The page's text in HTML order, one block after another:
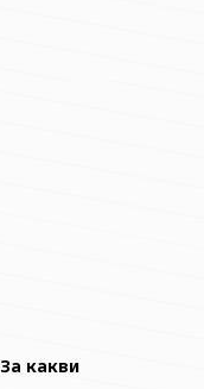
За какви